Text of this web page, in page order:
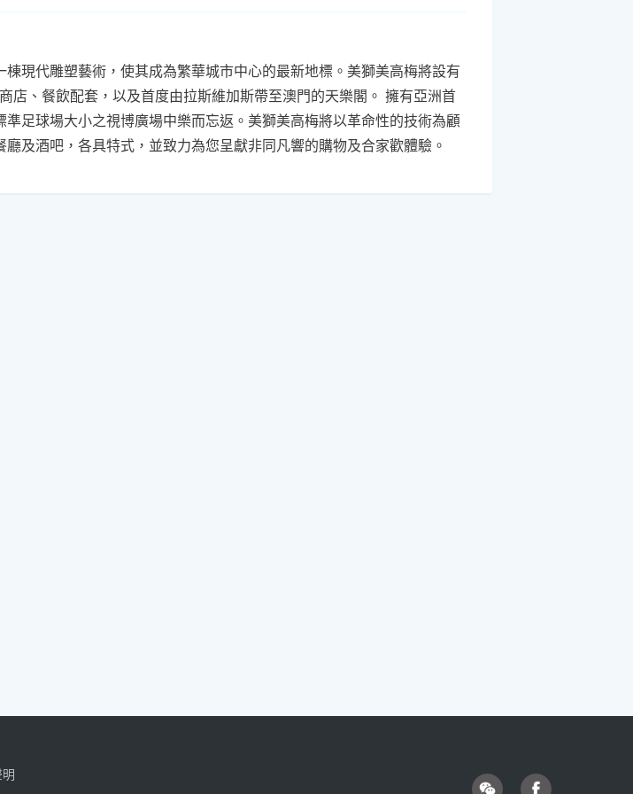
現代雕塑藝術，使其成為繁華城市中心的最新地標。美獅美高梅將設有
店、餐飲配套，以及首度由拉斯維加斯帶至澳門的天樂閣。 擁有亞洲首
足球場大小之視博廣場中樂而忘返。美獅美高梅將以革命性的技術為顧
及酒吧，各具特式，並致力為您呈獻非同凡響的購物及合家歡體驗。